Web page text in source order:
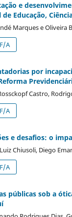
e
de Educação,
Marques e Oliveira
A
por
Castro,
A
e desafios: o
Chiusoli, Diego
A
públicas sob a